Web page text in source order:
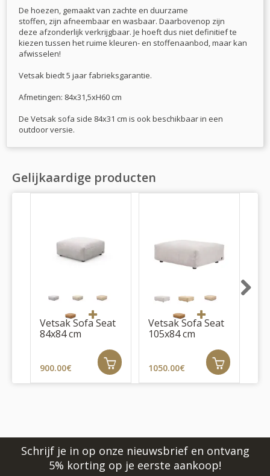
De hoezen, gemaakt van zachte en duurzame
stoffen, zijn afneembaar en wasbaar. Daarbovenop zijn
deze afzonderlijk verkrijgbaar. Je hoeft dus niet definitief te
kiezen tussen het ruime kleuren- en stoffenaanbod, maar kan
afwisselen!
Vetsak biedt 5 jaar fabrieksgarantie.
Afmetingen: 84x31,5xH60 cm
De Vetsak sofa side 84x31 cm is ook beschikbaar in een
outdoor versie.
Gelijkaardige producten
Vetsak Sofa Seat
84x84 cm
900.00€
Vetsak Sofa Seat
105x84 cm
1050.00€
Schrijf je in op onze nieuwsbrief en ontvang
5% korting op je eerste aankoop!